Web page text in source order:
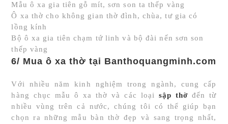
Mẫu ô xa gia tiên gỗ mít, sơn son ta thếp vàng
Ô xa thờ cho không gian thờ đình, chùa, tư gia có
lồng kính
Bộ ô xa gia tiên chạm tứ linh và bộ đài nến sơn son
thếp vàng
6/ Mua ô xa thờ tại Banthoquangminh.com
Với nhiều năm kinh nghiệm trong ngành, cung cấp
hàng chục mẫu ô xa thờ và các loại sập thờ đến từ
nhiều vùng trên cả nước, chúng tôi có thể giúp bạn
chọn ra những mẫu bàn thờ đẹp và sang trọng nhất,